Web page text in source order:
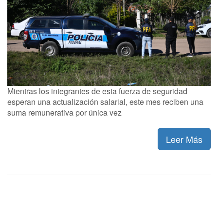
Mientras los integrantes de esta fuerza de seguridad
esperan una actualización salarial, este mes reciben una
suma remunerativa por única vez
Leer Más